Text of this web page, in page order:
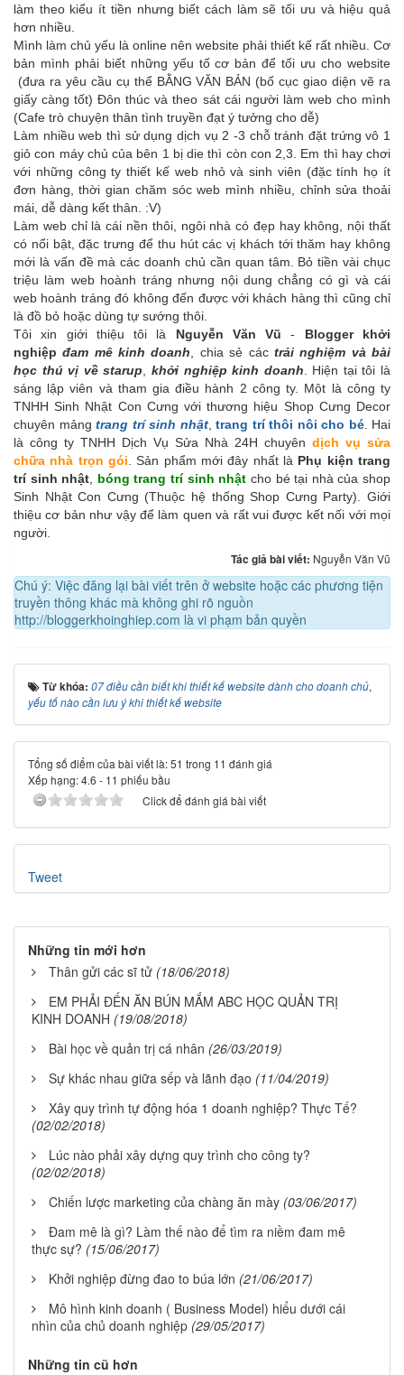
làm theo kiểu ít tiền nhưng biết cách làm sẽ tối ưu và hiệu quả
hơn nhiều.
Mình làm chủ yếu là online nên website phải thiết kế rất nhiều. Cơ
bản mình phải biết những yếu tố cơ bản để tối ưu cho website
(đưa ra yêu cầu cụ thể BẰNG VĂN BẢN (bố cục giao diện vẽ ra
giấy càng tốt) Đôn thúc và theo sát cái người làm web cho mình
(Cafe trò chuyện thân tình truyền đạt ý tưởng cho dễ)
Làm nhiều web thì sử dụng dịch vụ 2 -3 chỗ tránh đặt trứng vô 1
giỏ con máy chủ của bên 1 bị die thì còn con 2,3. Em thì hay chơi
với những công ty thiết kế web nhỏ và sinh viên (đặc tính họ ít
đơn hàng, thời gian chăm sóc web mình nhiều, chỉnh sửa thoải
mái, dễ dàng kết thân. :V)
Làm web chỉ là cái nền thôi, ngôi nhà có đẹp hay không, nội thất
có nổi bật, đặc trưng để thu hút các vị khách tới thăm hay không
mới là vấn đề mà các doanh chủ cần quan tâm. Bỏ tiền vài chục
triệu làm web hoành tráng nhưng nội dung chẳng có gì và cái
web hoành tráng đó không đến được với khách hàng thì cũng chỉ
là đồ bỏ hoặc dùng tự sướng thôi.
Tôi xin giới thiệu tôi là Nguyễn Văn Vũ - Blogger khởi
nghiệp đam mê kinh doanh, chia sẻ các trải nghiệm và bài
học thú vị về starup, khởi nghiệp kinh doanh. Hiện tại tôi là
sáng lập viên và tham gia điều hành 2 công ty. Một là công ty
TNHH Sinh Nhật Con Cưng với thương hiệu Shop Cưng Decor
chuyên mảng trang trí sinh nhật, trang trí thôi nôi cho bé. Hai
là công ty TNHH Dịch Vụ Sửa Nhà 24H chuyên dịch vụ sửa
chữa nhà trọn gói. Sản phẩm mới đây nhất là Phụ kiện trang
trí sinh nhật, bóng trang trí sinh nhật cho bé tại nhà của shop
Sinh Nhật Con Cưng (Thuộc hệ thống Shop Cưng Party). Giới
thiệu cơ bản như vậy để làm quen và rất vui được kết nối với mọi
người.
Tác giả bài viết: Nguyễn Văn Vũ
Chú ý: Việc đăng lại bài viết trên ở website hoặc các phương tiện
truyền thông khác mà không ghi rõ nguồn
http://bloggerkhoinghiep.com là vi phạm bản quyền
Từ khóa: 07 điều cần biết khi thiết kế website dành cho doanh chủ,
yếu tố nào cần lưu ý khi thiết kế website
Tổng số điểm của bài viết là: 51 trong 11 đánh giá
Xếp hạng:4.6 - 11 phiếu bầu
Click để đánh giá bài viết
Tweet
Những tin mới hơn
Thân gửi các sĩ tử (18/06/2018)
EM PHẢI ĐẾN ĂN BÚN MẮM ABC HỌC QUẢN TRỊ
KINH DOANH (19/08/2018)
Bài học về quản trị cá nhân (26/03/2019)
Sự khác nhau giữa sếp và lãnh đạo (11/04/2019)
Xây quy trình tự động hóa 1 doanh nghiệp? Thực Tế?
(02/02/2018)
Lúc nào phải xây dựng quy trình cho công ty?
(02/02/2018)
Chiến lược marketing của chàng ăn mày (03/06/2017)
Đam mê là gì? Làm thế nào để tìm ra niềm đam mê
thực sự? (15/06/2017)
Khởi nghiệp đừng đao to búa lớn (21/06/2017)
Mô hình kinh doanh ( Business Model) hiểu dưới cái
nhìn của chủ doanh nghiệp (29/05/2017)
Những tin cũ hơn